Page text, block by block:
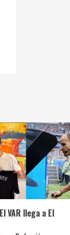
VAR llega a El